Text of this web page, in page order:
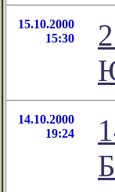
15.10.2000
15:30
14.10.2000
19:24